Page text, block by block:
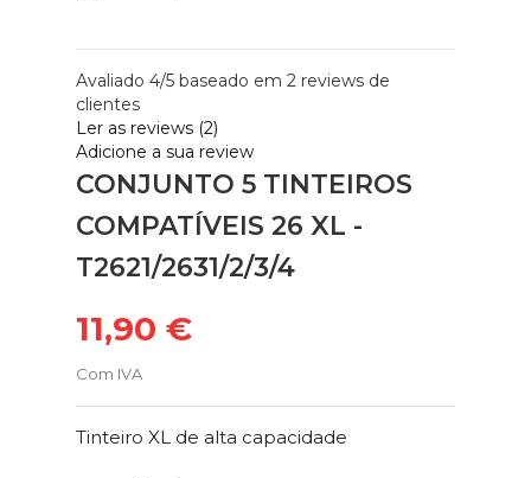
Avaliado 4/5 baseado em 2 reviews de
clientes
Ler as reviews (2)
Adicione a sua review
CONJUNTO 5 TINTEIROS
COMPATÍVEIS 26 XL -
T2621/2631/2/3/4
11,90 €
Com IVA
Tinteiro XL de alta capacidade